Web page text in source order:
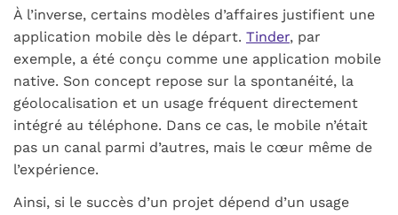
À l’inverse, certains modèles d’affaires justifient une
application mobile dès le départ. Tinder, par
exemple, a été conçu comme une application mobile
native. Son concept repose sur la spontanéité, la
géolocalisation et un usage fréquent directement
intégré au téléphone. Dans ce cas, le mobile n’était
pas un canal parmi d’autres, mais le cœur même de
l’expérience.
Ainsi, si le succès d’un projet dépend d’un usage